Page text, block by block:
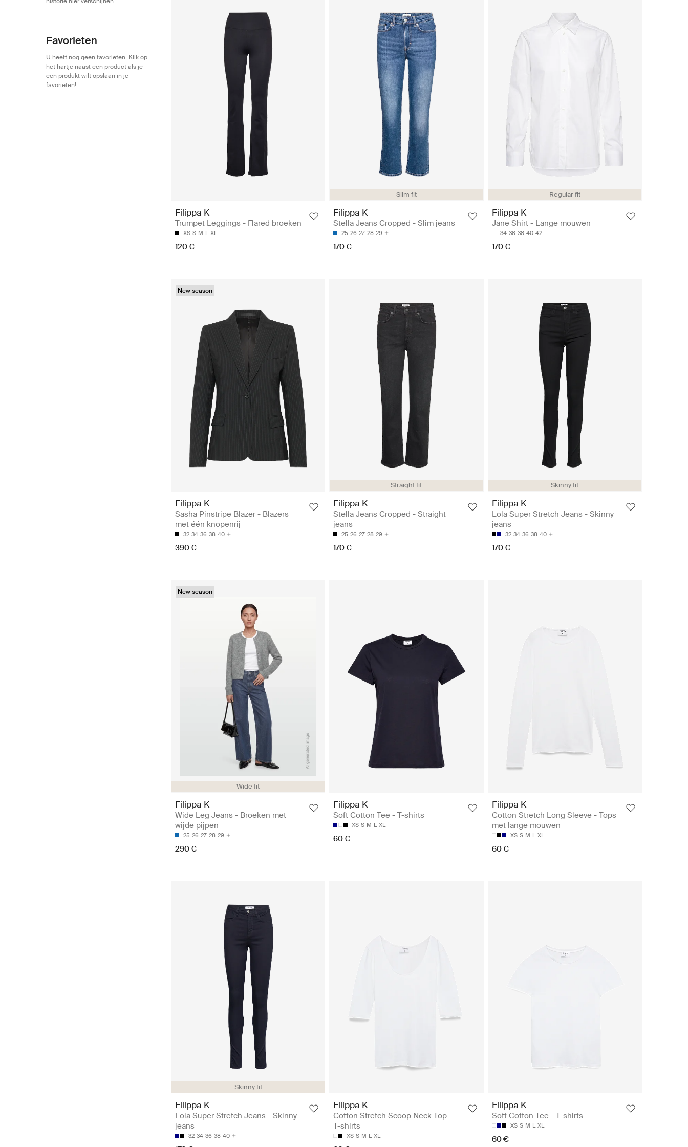
Favorieten
U heeft nog geen favorieten. Klik op
het hartje naast een product als je
een produkt wilt opslaan in je
favorieten!
Filippa K
Trumpet Leggings - Flared broeken
XS S M L XL
120 €
Slim fit
Filippa K
Stella Jeans Cropped - Slim jeans
25 26 27 28 29
170 €
Regular fit
Filippa K
Jane Shirt - Lange mouwen
34 36 38 40 42
170 €
New season
Filippa K
Sasha Pinstripe Blazer - Blazers
met één knopenrij
32 34 36 38 40
390 €
Straight fit
Filippa K
Stella Jeans Cropped - Straight
jeans
25 26 27 28 29
170 €
Skinny fit
Filippa K
Lola Super Stretch Jeans - Skinny
jeans
32 34 36 38 40
170 €
Wide fit
New season
Filippa K
Wide Leg Jeans - Broeken met
wijde pijpen
25 26 27 28 29
290 €
Filippa K
Soft Cotton Tee - T-shirts
XS S M L XL
60 €
Filippa K
Cotton Stretch Long Sleeve - Tops
met lange mouwen
XS S M L XL
60 €
Skinny fit
Filippa K
Lola Super Stretch Jeans - Skinny
jeans
32 34 36 38 40
Filippa K
Cotton Stretch Scoop Neck Top -
T-shirts
XS S M L XL
Filippa K
Soft Cotton Tee - T-shirts
XS S M L XL
60 €